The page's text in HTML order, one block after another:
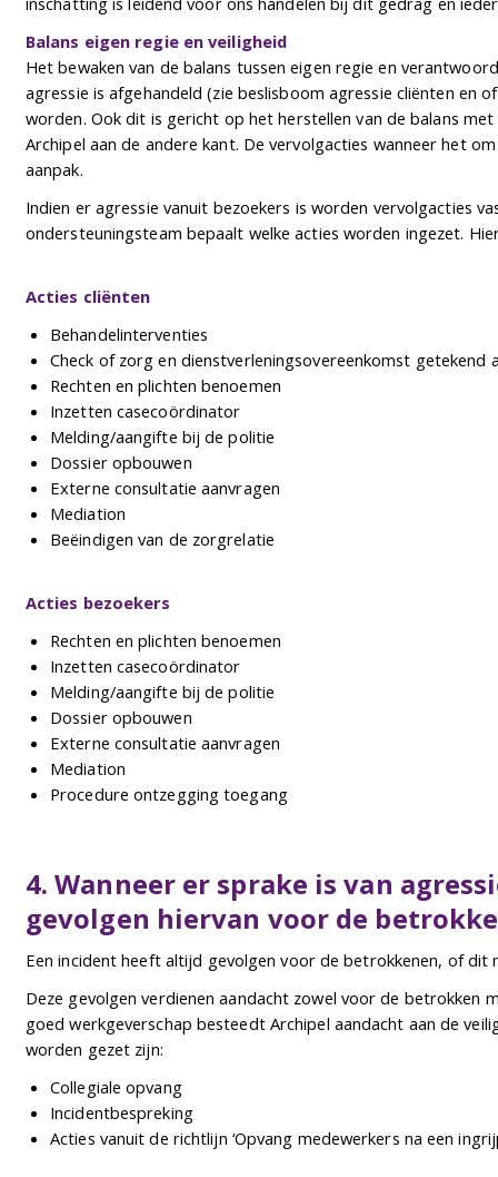
Balans eigen regie en veiligheid
Het bewaken van de balans tussen eigen regie en
agressie is afgehandeld (zie beslisboom agressie cliënten en
worden. Ook dit is gericht op het herstellen van de balans
Archipel aan de andere kant. De vervolgacties wanneer het
aanpak.
Indien er agressie vanuit bezoekers is worden vervolgacties
ondersteuningsteam bepaalt welke acties worden ingezet.
Acties cliënten
Behandelinterventies
Check of zorg en dienstverleningsovereenkomst
Rechten en plichten benoemen
Inzetten casecoördinator
Melding/aangifte bij de politie
Dossier opbouwen
Externe consultatie aanvragen
Mediation
Beëindigen van de zorgrelatie
Acties bezoekers
Rechten en plichten benoemen
Inzetten casecoördinator
Melding/aangifte bij de politie
Dossier opbouwen
Externe consultatie aanvragen
Mediation
Procedure ontzegging toegang
4. Wanneer er sprake is van
gevolgen hiervan voor de
Een incident heeft altijd gevolgen voor de betrokkenen, of dit
Deze gevolgen verdienen aandacht zowel voor de betrokken
goed werkgeverschap besteedt Archipel aandacht aan de
worden gezet zijn:
Collegiale opvang
Incidentbespreking
Acties vanuit de richtlijn ‘Opvang medewerkers na een